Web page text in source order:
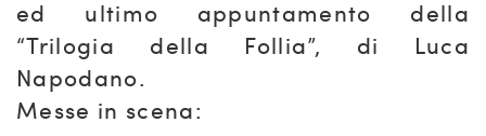
ed ultimo appuntamento della
“Trilogia della Follia”, di Luca
Napodano.
Messe in scena: